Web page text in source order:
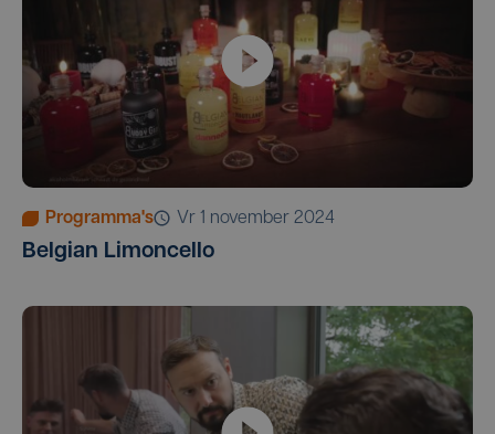
Programma's vr 1 november 2024
Belgian Limoncello